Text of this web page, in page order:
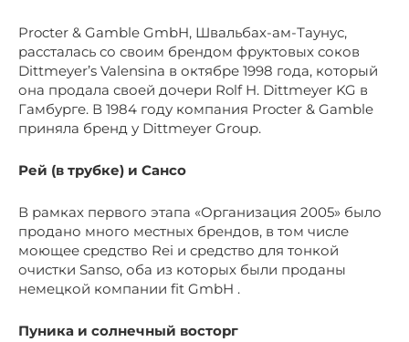
Procter & Gamble GmbH, Швальбах-ам-Таунус,
рассталась со своим брендом фруктовых соков
Dittmeyer’s Valensina в октябре 1998 года, который
она продала своей дочери Rolf H. Dittmeyer KG в
Гамбурге. В 1984 году компания Procter & Gamble
приняла бренд у Dittmeyer Group.
Рей (в трубке) и Сансо
В рамках первого этапа «Организация 2005» было
продано много местных брендов, в том числе
моющее средство Rei и средство для тонкой
очистки Sanso, оба из которых были проданы
немецкой компании fit GmbH .
Пуника и солнечный восторг